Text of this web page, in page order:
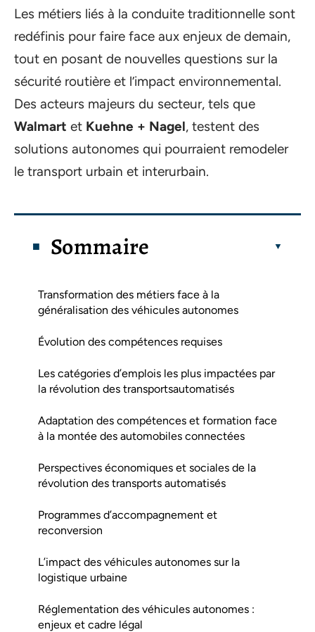
Les métiers liés à la conduite traditionnelle sont
redéfinis pour faire face aux enjeux de demain,
tout en posant de nouvelles questions sur la
sécurité routière et l’impact environnemental.
Des acteurs majeurs du secteur, tels que
Walmart et Kuehne + Nagel, testent des
solutions autonomes qui pourraient remodeler
le transport urbain et interurbain.
Sommaire
Transformation des métiers face à la
généralisation des véhicules autonomes
Évolution des compétences requises
Les catégories d’emplois les plus impactées par
la révolution des transportsautomatisés
Adaptation des compétences et formation face
à la montée des automobiles connectées
Perspectives économiques et sociales de la
révolution des transports automatisés
Programmes d’accompagnement et
reconversion
L’impact des véhicules autonomes sur la
logistique urbaine
Réglementation des véhicules autonomes :
enjeux et cadre légal